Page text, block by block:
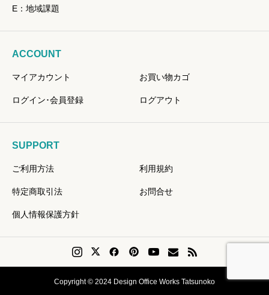
E：地域課題
ACCOUNT
マイアカウント お買い物カゴ
ログイン･会員登録 ログアウト
SUPPORT
ご利用方法 利用規約
特定商取引法 お問合せ
個人情報保護方針
Copyright © 2024 Design Office Works Tatsunoko